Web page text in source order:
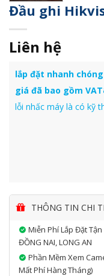
Đầu ghi
Liên hệ
lắp đặt nhanh
giá đã bao gồm
lỗi nhấc máy là có kỹ
THÔNG TIN CHI
Miễn Phí Lắp Đặt Tận
ĐỒNG NAI, LONG AN
Phần Mềm Xem
Mất Phí Hàng Tháng)